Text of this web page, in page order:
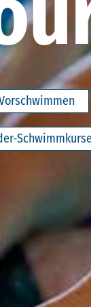
Schwimmkurse